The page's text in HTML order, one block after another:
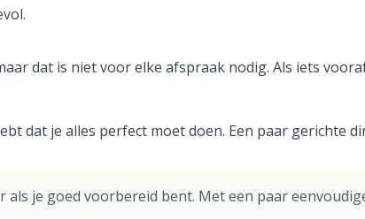
dat is niet voor elke afspraak nodig. Als iets
dat je alles perfect moet doen. Een paar gerichte
je goed voorbereid bent. Met een paar